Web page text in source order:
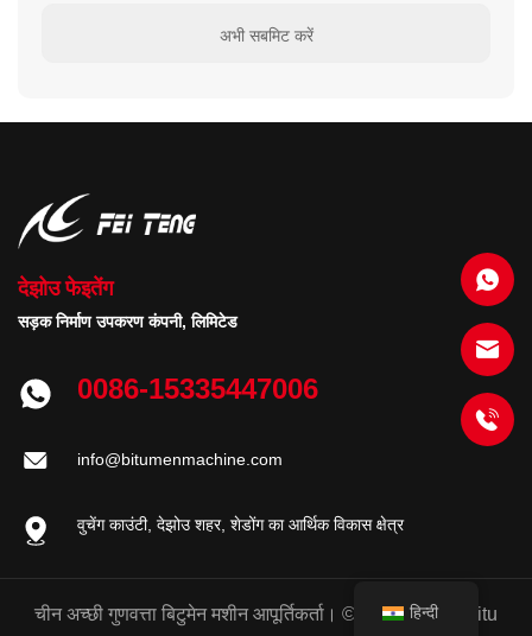
हिन्दी
देझोउ फेइतेंग
सड़क निर्माण उपकरण कंपनी, लिमिटेड
0086-15335447006
info@bitumenmachine.com
वुचेंग काउंटी, देझोउ शहर, शेडोंग का आर्थिक विकास क्षेत्र
चीन अच्छी गुणवत्ता बिटुमेन मशीन आपूर्तिकर्ता। © 2020 - 2025 bitu